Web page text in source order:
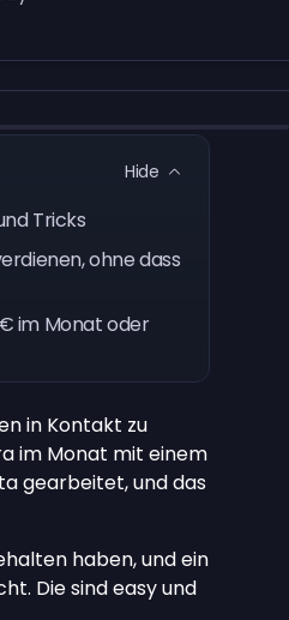
Hide
Tricks
ohne dass
im Monat oder
in Kontakt zu
im Monat mit einem
gearbeitet, und das
haben, und ein
Die sind easy und